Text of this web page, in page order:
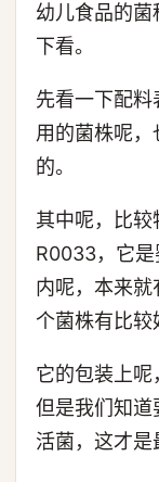
幼儿食品的
下看。
先看一下配料
用的菌株呢
的。
其中呢，比
R0033，它
内呢，本来
个菌株有比较
它的包装上呢
但是我们知道
活菌，这才是